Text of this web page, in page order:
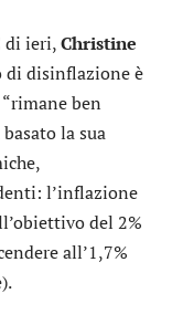
di ieri,Christine
di disinflazione è
ben
la sua
l’inflazione
del 2%
all’1,7%